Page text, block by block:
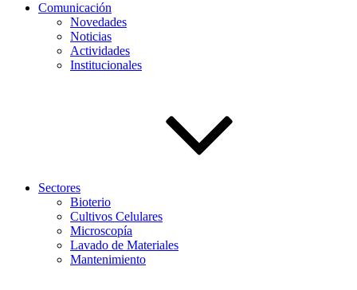
Comunicación
Novedades
Noticias
Actividades
Institucionales
Sectores
Bioterio
Cultivos Celulares
Microscopía
Lavado de Materiales
Mantenimiento